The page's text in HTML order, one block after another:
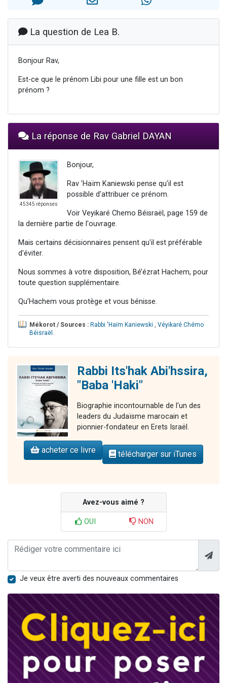
La question de Lea B.
Bonjour Rav,
Est-ce que le prénom Libi pour une fille est un bon
prénom ?
La réponse de Rav Gabriel DAYAN
45345 réponses
Bonjour,
Rav 'Haïm Kaniewski pense qu'il est
possible d'attribuer ce prénom.
Voir Veyikaré Chemo Béisraël, page 159 de
la dernière partie de l'ouvrage.
Mais certains décisionnaires pensent qu'il est préférable
d'éviter.
Nous sommes à votre disposition, Bé’ézrat Hachem, pour
toute question supplémentaire.
Qu’Hachem vous protège et vous bénisse.
Mékorot / Sources : Rabbi 'Haïm Kaniewski , Véyikaré Chémo
Béisraël .
Rabbi Its'hak Abi'hssira,
"Baba 'Haki"
Biographie incontournable de l'un des
leaders du Judaïsme marocain et
pionnier-fondateur en Erets Israël.
acheter ce livre télécharger sur iTunes
Avez-vous aimé ?
OUI NON
Je veux être averti des nouveaux commentaires